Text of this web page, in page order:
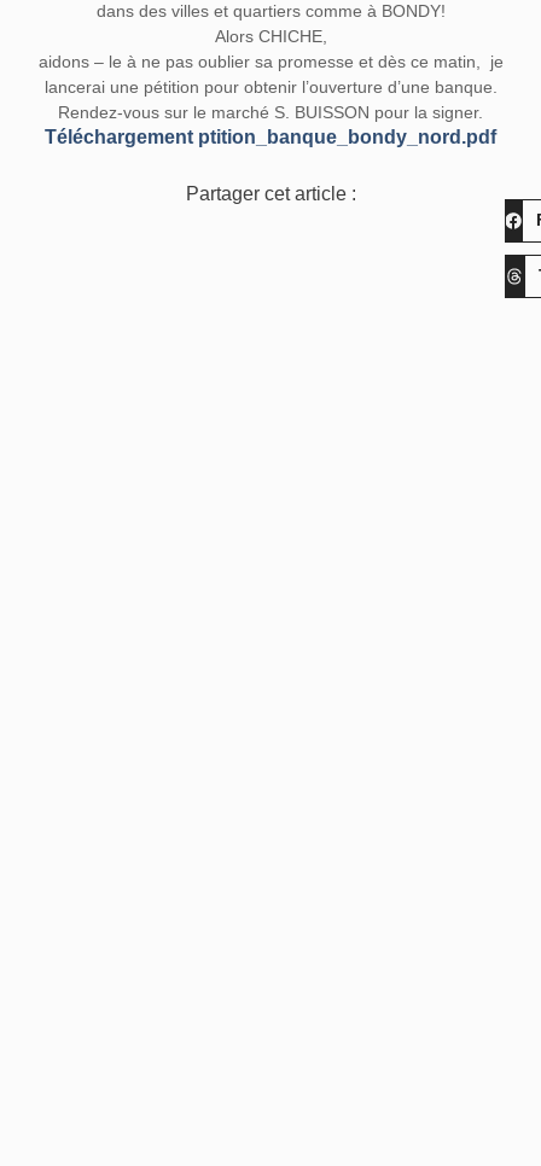
dans des villes et quartiers comme à BONDY!
Alors CHICHE,
aidons – le à ne pas oublier sa promesse et dès ce matin, je
lancerai une pétition pour obtenir l’ouverture d’une banque.
Rendez-vous sur le marché S. BUISSON pour la signer.
Téléchargement ptition_banque_bondy_nord.pdf
Partager cet article :